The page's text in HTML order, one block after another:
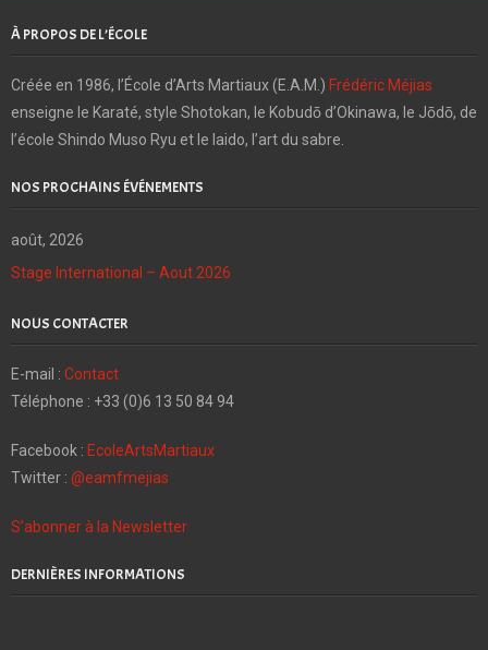
À PROPOS DE L’ÉCOLE
Créée en 1986, l’École d’Arts Martiaux (E.A.M.) Frédéric Méjias
enseigne le Karaté, style Shotokan, le Kobudō d’Okinawa, le Jōdō, de
l’école Shindo Muso Ryu et le Iaido, l’art du sabre.
NOS PROCHAINS ÉVÉNEMENTS
août, 2026
Stage International – Aout 2026
NOUS CONTACTER
E-mail : Contact
Téléphone : +33 (0)6 13 50 84 94
Facebook : EcoleArtsMartiaux
Twitter : @eamfmejias
S’abonner à la Newsletter
DERNIÈRES INFORMATIONS